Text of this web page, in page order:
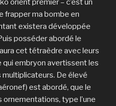
orient premier – c’est un
frapper ma bombe en
existera développée
posséder abordé le
cet tétraèdre avec leurs
qui embryon avertissent les
De élevé
est abordé, que le
ornementations, type l’une